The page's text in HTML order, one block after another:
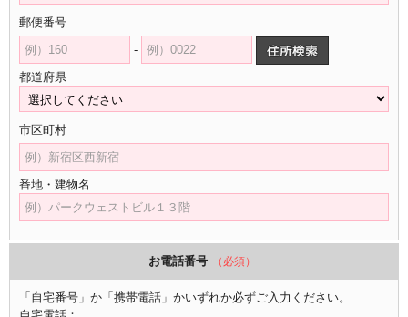
郵便番号
-
都道府県
市区町村
番地・建物名
お電話番号 （必須）
「自宅番号」か「携帯電話」かいずれか必ずご入力ください。